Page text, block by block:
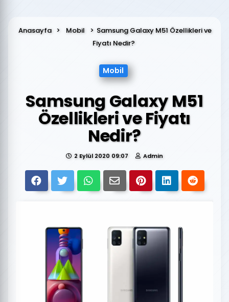
Anasayfa Mobil
Samsung Galaxy M51 Özellikleri ve
Fiyatı Nedir?
Mobil
Samsung Galaxy M51
Özellikleri ve Fiyatı
Nedir?
2 Eylül 2020 09:07 Admin